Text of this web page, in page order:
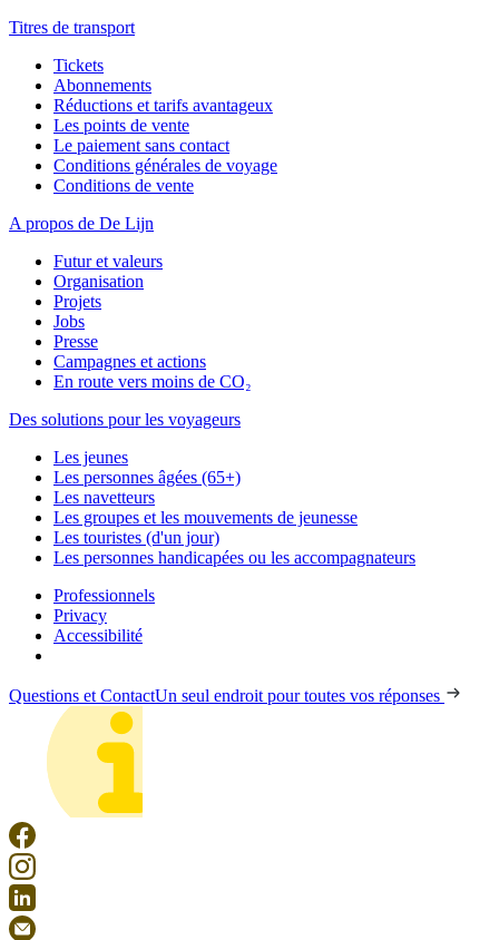
Titres de transport
Tickets
Abonnements
Réductions et tarifs avantageux
Les points de vente
Le paiement sans contact
Conditions générales de voyage
Conditions de vente
A propos de De Lijn
Futur et valeurs
Organisation
Projets
Jobs
Presse
Campagnes et actions
En route vers moins de CO₂
Des solutions pour les voyageurs
Les jeunes
Les personnes âgées (65+)
Les navetteurs
Les groupes et les mouvements de jeunesse
Les touristes (d'un jour)
Les personnes handicapées ou les accompagnateurs
Professionnels
Privacy
Accessibilité
Questions et ContactUn seul endroit pour toutes vos réponses